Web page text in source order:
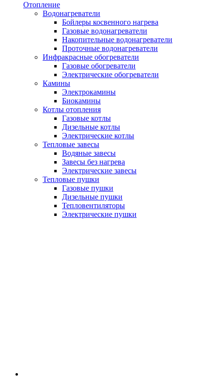
Отопление
Водонагреватели
Бойлеры косвенного нагрева
Газовые водонагреватели
Накопительные водонагреватели
Проточные водонагреватели
Инфракрасные обогреватели
Газовые обогреватели
Электрические обогреватели
Камины
Электрокамины
Биокамины
Котлы отопления
Газовые котлы
Дизельные котлы
Электрические котлы
Тепловые завесы
Водяные завесы
Завесы без нагрева
Электрические завесы
Тепловые пушки
Газовые пушки
Дизельные пушки
Тепловентиляторы
Электрические пушки